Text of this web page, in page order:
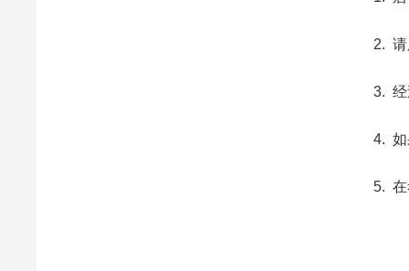
2. 请广
3. 经过
4. 如果
5. 在考